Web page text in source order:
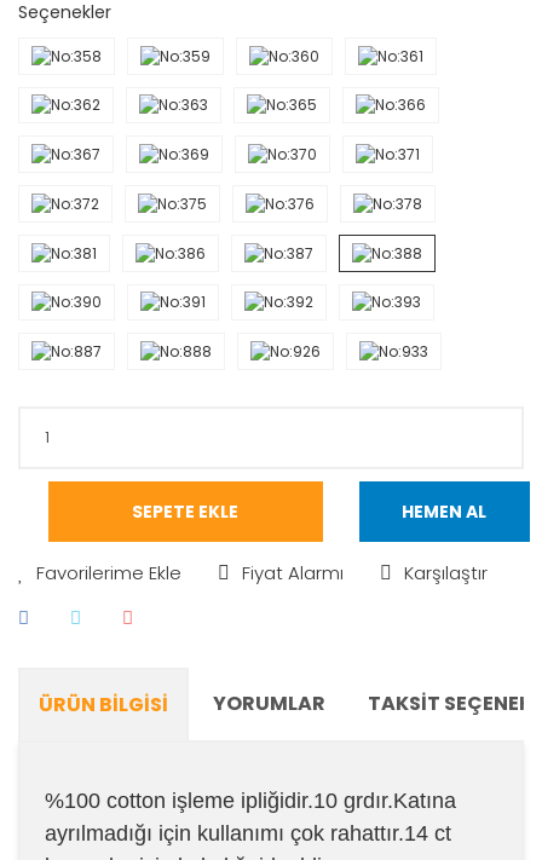
Seçenekler
SEPETE EKLE HEMEN AL
Fiyat Alarmı Karşılaştır
ÜRÜN BILGISI YORUMLAR TAKSIT
%100 cotton işleme ipliğidir.10 grdır.Katına
ayrılmadığı için kullanımı çok rahattır.14 ct